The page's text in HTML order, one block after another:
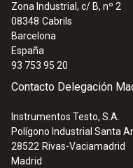
Zona Industrial, c/ B, nº 2
08348 Cabrils
Barcelona
España
93 753 95 20
Contacto Delegación
Instrumentos Testo, S.A.
Polígono Industrial Santa
28522 Rivas-Vaciamadrid
Madrid